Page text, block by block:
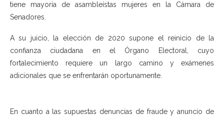
tiene mayoría de asambleístas mujeres en la Cámara de
Senadores.
A su juicio, la elección de 2020 supone el reinicio de la
confianza ciudadana en el Órgano Electoral, cuyo
fortalecimiento requiere un largo camino y exámenes
adicionales que se enfrentarán oportunamente.
En cuanto a las supuestas denuncias de fraude y anuncio de